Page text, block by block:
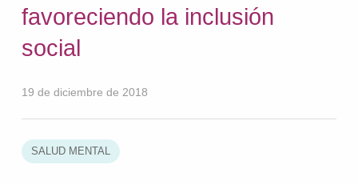
favoreciendo la inclusión
social
19 de diciembre de 2018
SALUD MENTAL